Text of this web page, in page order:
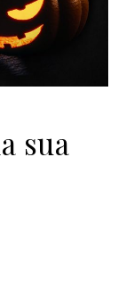
sua